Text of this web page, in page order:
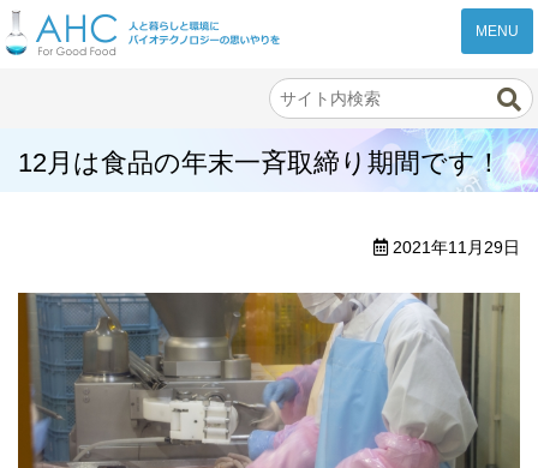
12月は食品の年末一斉取締り期間です！
2021年11月29日